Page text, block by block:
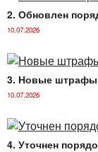
2. Обновлен
10.07.2026
3. Новые штрафы
10.07.2026
4. Уточнен